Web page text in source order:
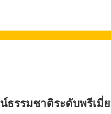
รรมชาติระดับพรีเมี่